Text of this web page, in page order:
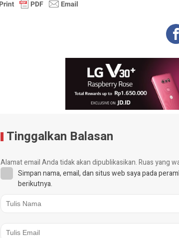
Tinggalkan Balasan
Alamat email Anda tidak akan dipublikasikan.Ruas yang
Simpan nama, email, dan situs web saya pada
berikutnya.